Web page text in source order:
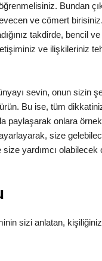
öğrenmelisiniz. Bundan
ve cömert
takdirde, bencil
ve ilişkileriniz
sevin, onun sizin
Bu ise, tüm
paylaşarak onlara
size
yardımcı olabilecek
sizi anlatan,